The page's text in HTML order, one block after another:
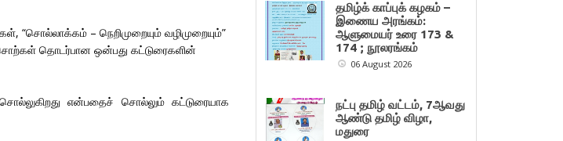
“சொல்லாக்கம் – நெறிமுறையும் வழிமுறையும்”
தொடர்பான ஒன்பது கட்டுரைகளின்
என்பதைச் சொல்லும் கட்டுரையாக
தமிழ்க் காப்புக் கழகம் –
இணைய அரங்கம்:
ஆளுமையர் உரை 173 &
174 ; நூலரங்கம்
06 August 2026
நட்பு தமிழ் வட்டம், 7ஆவது
ஆண்டு தமிழ் விழா,
மதுரை